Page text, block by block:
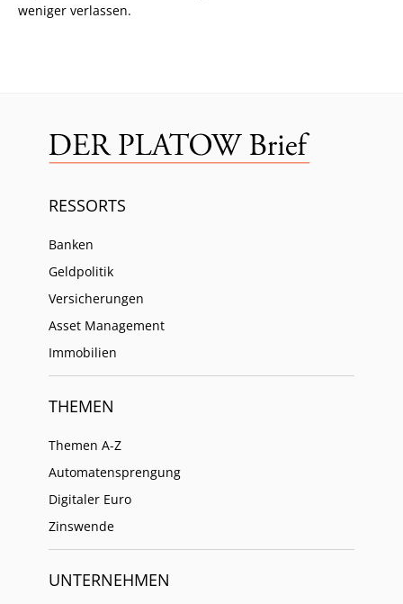
weniger verlassen.
RESSORTS
Banken
Geldpolitik
Versicherungen
Asset Management
Immobilien
THEMEN
Themen A-Z
Automatensprengung
Digitaler Euro
Zinswende
UNTERNEHMEN